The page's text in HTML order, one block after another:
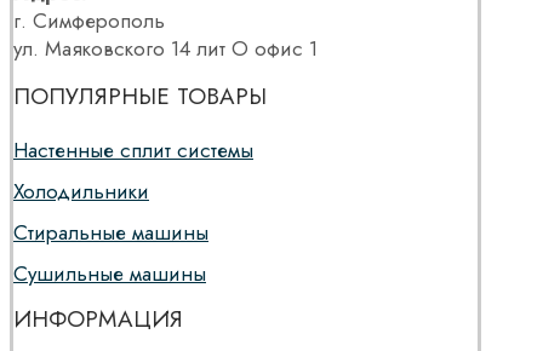
г. Симферополь
ул. Маяковского 14 лит О офис 1
ПОПУЛЯРНЫЕ ТОВАРЫ
Настенные сплит системы
Холодильники
Стиральные машины
Сушильные машины
ИНФОРМАЦИЯ